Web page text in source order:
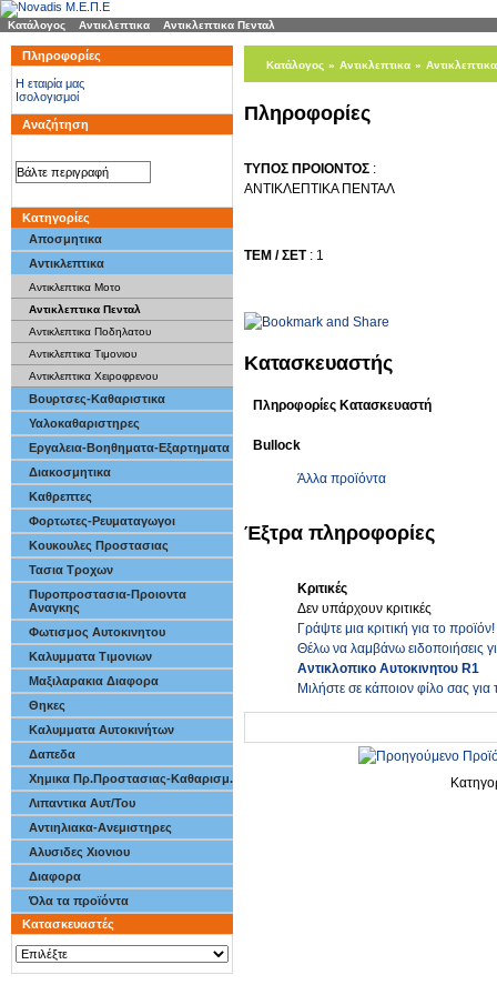
Κατάλογος Αντικλεπτικα Αντικλεπτικα Πενταλ
Πληροφορίες
H εταιρία μας
Ισολογισμοί
Αναζήτηση
Κατηγορίες
Αποσμητικα
Αντικλεπτικα
Αντικλεπτικα Μοτο
Αντικλεπτικα Πενταλ
Αντικλεπτικα Ποδηλατου
Αντικλεπτικα Τιμονιου
Αντικλεπτικα Χειροφρενου
Βουρτσες-Καθαριστικα
Υαλοκαθαριστηρες
Εργαλεια-Βοηθηματα-Εξαρτηματα
Διακοσμητικα
Καθρεπτες
Φορτωτες-Ρευματαγωγοι
Κουκουλες Προστασιας
Τασια Τροχων
Πυροπροστασια-Προιοντα
Αναγκης
Φωτισμος Αυτοκινητου
Καλυμματα Τιμονιων
Μαξιλαρακια Διαφορα
Θηκες
Καλυμματα Αυτοκινήτων
Δαπεδα
Χημικα Πρ.Προστασιας-Καθαρισμ.
Λιπαντικα Αυτ/Του
Αντιηλιακα-Ανεμιστηρες
Αλυσιδες Χιονιου
Διαφορα
Όλα τα προϊόντα
Κατασκευαστές
Κατάλογος » Αντικλεπτικα »
Πληροφορίες
ΤΥΠΟΣ ΠΡΟΙΟΝΤΟΣ :
ΑΝΤΙΚΛΕΠΤΙΚΑ ΠΕΝΤΑΛ
ΤΕΜ / ΣΕΤ: 1
Κατασκευαστής
Πληροφορίες Κατασκευαστή
Bullock
Άλλα προϊόντα
Έξτρα πληροφορίες
Κριτικές
Δεν υπάρχουν κριτικές
Γράψτε μια κριτική για το προϊόν!
Θέλω να λαμβάνω ειδοποιήσεις
Αντικλοπικο Αυτοκινητου R1
Μιλήστε σε κάποιον φίλο σας για